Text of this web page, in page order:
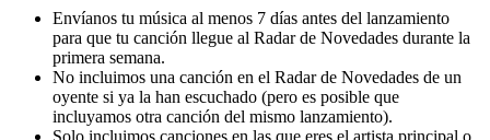
Envíanos tu música al menos 7 días antes del lanzamiento
para que tu canción llegue al Radar de Novedades durante la
primera semana.
No incluimos una canción en el Radar de Novedades de un
oyente si ya la han escuchado (pero es posible que
incluyamos otra canción del mismo lanzamiento).
Solo incluimos canciones en las que eres el artista principal o